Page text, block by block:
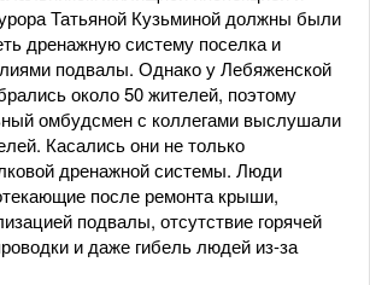
Татьяной Кузьминой должны были
дренажную систему поселка и
подвалы. Однако у Лебяженской
около 50 жителей, поэтому
омбудсмен с коллегами выслушали
Касались они не только
дренажной системы. Люди
после ремонта крыши,
подвалы, отсутствие горячей
и даже гибель людей из-за